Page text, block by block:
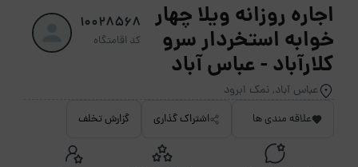
اجاره روزانه ویلا چهار
خوابه استخردار سرو
کلارآباد - عباس آباد
عباس آباد, نمک ابرود
10028568
کد اقامتگاه
علاقه مندی ها اشتراک گذاری گزارش تخلف